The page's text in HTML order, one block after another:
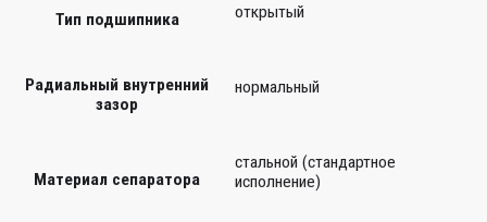
Тип подшипника открытый
Радиальный внутренний
зазор
нормальный
Материал сепаратора
стальной (стандартное
исполнение)